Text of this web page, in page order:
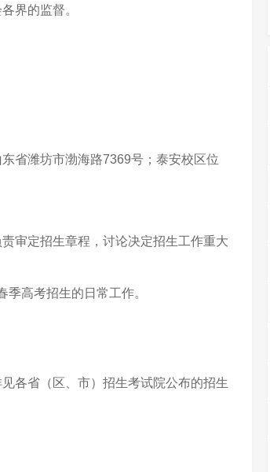
界的监督。
省潍坊市渤海路7369号；泰安校区位
审定招生章程，讨论决定招生工作重大
高考招生的日常工作。
各省（区、市）招生考试院公布的招生